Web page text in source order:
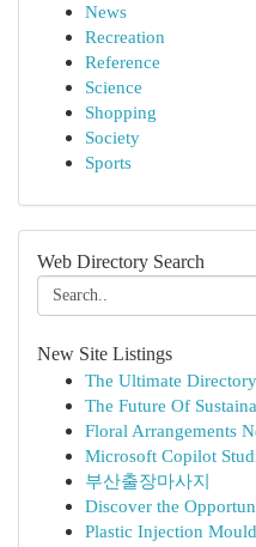
News
Recreation
Reference
Science
Shopping
Society
Sports
Web Directory Search
New Site Listings
The Ultimate
The Future Of
Floral Arrangements
Microsoft Copilot
부산출장마사지
Discover the
Plastic Injection